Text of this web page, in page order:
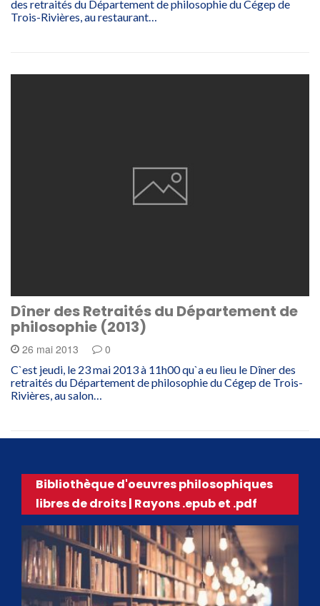
des retraités du Département de philosophie du Cégep de
Trois-Rivières, au restaurant…
Dîner des Retraités du Département de
philosophie (2013)
26 mai 2013 0
C`est jeudi, le 23 mai 2013 à 11h00 qu`a eu lieu le Dîner des
retraités du Département de philosophie du Cégep de Trois-
Rivières, au salon…
Bibliothèque d'oeuvres philosophiques
libres de droits | Rayons .epub et .pdf